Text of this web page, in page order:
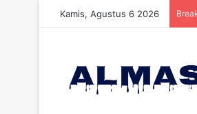
Kamis, Agustus 6 2026